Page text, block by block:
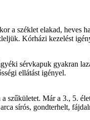
a széklet elakad,
Kórházi kezelést
sérvkapuk gyakran
ellátást igényel.
szűkületet. Már a 3., 5.
sírós, gondterhelt,